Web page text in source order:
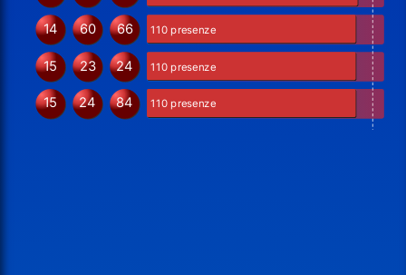
14 60 66 110 presenze
15 23 24 110 presenze
15 24 84 110 presenze